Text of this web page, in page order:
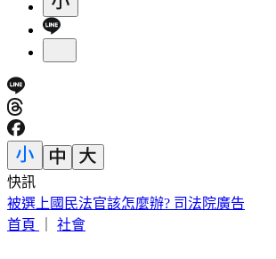
快訊
被選上國民法官該怎麼辦? 司法院廣告
首頁
社會